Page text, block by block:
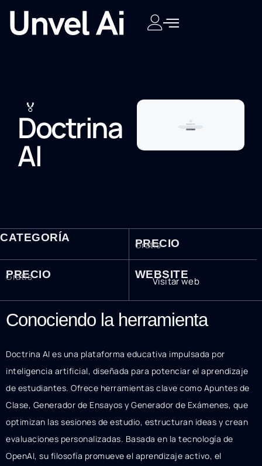
🏅
Doctrina
AI
CATEGORÍA PRECIO
Gratis
PRECIO
Gratis WEBSITE
Visitar web
Conociendo la herramienta
Doctrina AI es una plataforma educativa impulsada por
inteligencia artificial, diseñada para potenciar el aprendizaje
de estudiantes. Ofrece herramientas clave como Apuntes de
Clase, Generador de Ensayos y Generador de Exámenes, que
optimizan las sesiones de estudio, estructuran ideas y crean
evaluaciones personalizadas. Basada en la tecnología de
OpenAI, su filosofía promueve el aprendizaje activo, el